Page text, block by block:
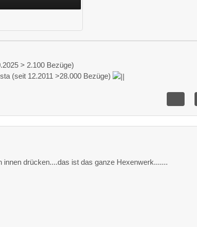
> 2.100 Bezüge)
(seit 12.2011 >28.000 Bezüge)
innen drücken....das ist das ganze Hexenwerk.......